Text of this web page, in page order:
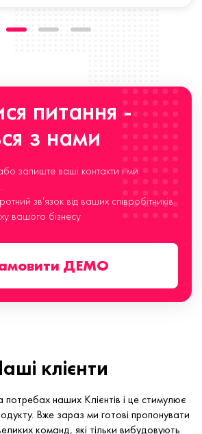
питання -
з нами
залиште ваші контакти і ми
зв'язок від ваших співробітників
вашого бізнесу
ДЕМО
клієнти
наших Клієнтів і це стимулює
Вже зараз ми готові пропонувати
команд, які тільки вибудовують